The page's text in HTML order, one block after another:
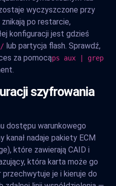
wyczyszczone przy
po restarcie,
konfiguracji jest gdzieś
lub partycja flash. Sprawdź,
za pomocąps aux | grep
szyfrowania
dostępu warunkowego
nadaje pakiety ECM
które zawierają CAID i
która karta może go
je i kieruje do